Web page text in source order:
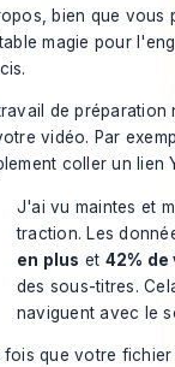
bien que vous
magie pour
de préparation
vidéo. Par
coller un lien
J'ai vu maintes et
traction. Les
en plus et 42%
des sous-titres.
naviguent avec le
fois que votre